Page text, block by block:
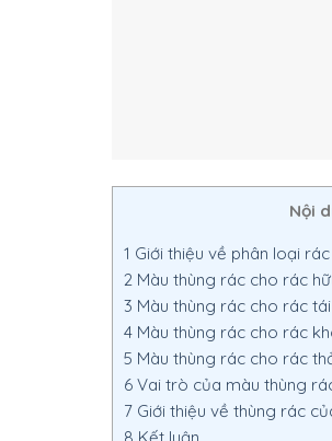
Nội
1 Giới thiệu về phân loại
2 Màu thùng rác cho rác
3 Màu thùng rác cho rác
4 Màu thùng rác cho rác
5 Màu thùng rác cho rác
6 Vai trò của màu thùng
7 Giới thiệu về thùng rác